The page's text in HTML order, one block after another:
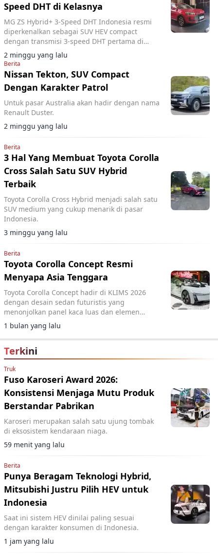
Speed DHT di Kelasnya
MG ZS Hybrid+ 3-Speed DHT Indonesia resmi
diperkenalkan sebagai SUV HEV compact
dengan transmisi 3-speed DHT pertama di
kelasnya, menyaingi Yaris Cross HEV dan HR-V
e:HEV.
2 minggu yang lalu
Berita
Nissan Tekton, SUV Compact
Dengan Karakter Patrol
Untuk pasar Australia akan hadir dengan nama
Renault Duster.
2 minggu yang lalu
Berita
3 Hal Yang Membuat Toyota Corolla
Cross Salah Satu SUV Hybrid
Terbaik
Toyota Corolla Cross Hybrid menjadi salah satu
SUV medium yang cukup menarik di pasar
Indonesia.
3 minggu yang lalu
Berita
Toyota Corolla Concept Resmi
Menyapa Asia Tenggara
Toyota Corolla Concept hadir di KLIMS 2026
dengan desain sedan futuristis yang
menonjolkan panel kaca luas dan elemen
pencahayaan vertikal.
1 bulan yang lalu
Terkini
Truk
Fuso Karoseri Award 2026:
Konsistensi Menjaga Mutu Produk
Berstandar Pabrikan
Karoseri merupakan salah satu ujung tombak
di eksosistem kendaraan niaga.
59 menit yang lalu
Berita
Punya Beragam Teknologi Hybrid,
Mitsubishi Justru Pilih HEV untuk
Indonesia
Saat ini sistem HEV dinilai paling sesuai
dengan karakter konsumen di Indonesia.
1 jam yang lalu